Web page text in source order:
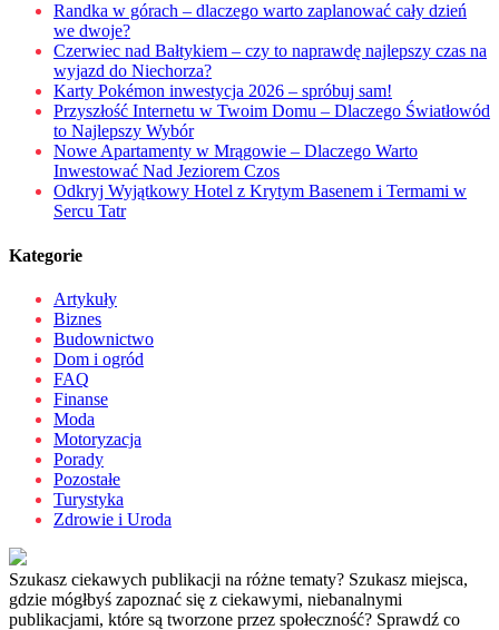
Randka w górach – dlaczego warto zaplanować cały dzień
we dwoje?
Czerwiec nad Bałtykiem – czy to naprawdę najlepszy czas na
wyjazd do Niechorza?
Karty Pokémon inwestycja 2026 – spróbuj sam!
Przyszłość Internetu w Twoim Domu – Dlaczego Światłowód
to Najlepszy Wybór
Nowe Apartamenty w Mrągowie – Dlaczego Warto
Inwestować Nad Jeziorem Czos
Odkryj Wyjątkowy Hotel z Krytym Basenem i Termami w
Sercu Tatr
Kategorie
Artykuły
Biznes
Budownictwo
Dom i ogród
FAQ
Finanse
Moda
Motoryzacja
Porady
Pozostałe
Turystyka
Zdrowie i Uroda
Szukasz ciekawych publikacji na różne tematy? Szukasz miejsca,
gdzie mógłbyś zapoznać się z ciekawymi, niebanalnymi
publikacjami, które są tworzone przez społeczność? Sprawdź co